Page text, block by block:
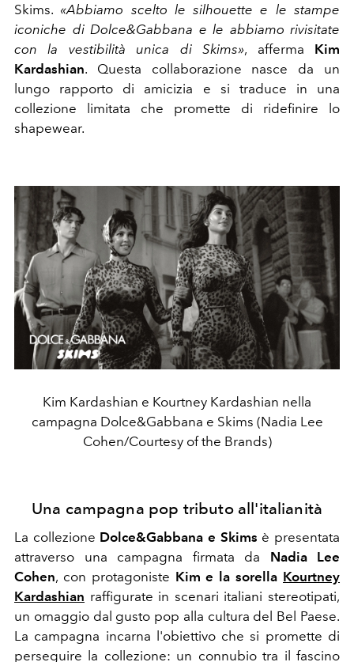
Skims. «Abbiamo scelto le silhouette e le stampe
iconiche di Dolce&Gabbana e le abbiamo rivisitate
con la vestibilità unica di Skims», afferma Kim
Kardashian. Questa collaborazione nasce da un
lungo rapporto di amicizia e si traduce in una
collezione limitata che promette di ridefinire lo
shapewear.
Kim Kardashian e Kourtney Kardashian nella
campagna Dolce&Gabbana e Skims (Nadia Lee
Cohen/Courtesy of the Brands)
Una campagna pop tributo all'italianità
La collezione Dolce&Gabbana e Skims è presentata
attraverso una campagna firmata da Nadia Lee
Cohen, con protagoniste Kim e la sorella Kourtney
Kardashian raffigurate in scenari italiani stereotipati,
un omaggio dal gusto pop alla cultura del Bel Paese.
La campagna incarna l'obiettivo che si promette di
perseguire la collezione: un connubio tra il fascino